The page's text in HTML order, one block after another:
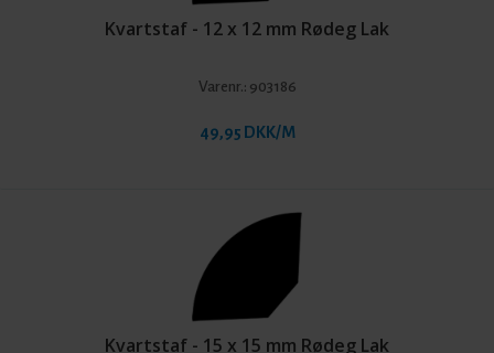
Kvartstaf - 12 x 12 mm Rødeg Lak
Varenr.: 903186
49,95 DKK/M
Kvartstaf - 15 x 15 mm Rødeg Lak